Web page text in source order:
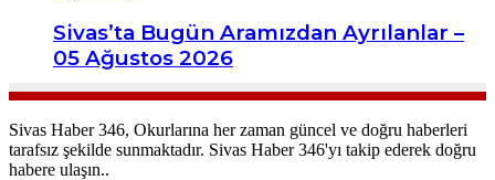
Sivas’ta Bugün Aramızdan Ayrılanlar –
05 Ağustos 2026
Sivas Haber 346, Okurlarına her zaman güncel ve doğru haberleri
tarafsız şekilde sunmaktadır. Sivas Haber 346'yı takip ederek doğru
habere ulaşın..